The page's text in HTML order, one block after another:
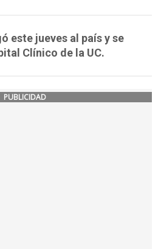
este jueves al país y se
Clínico de la UC.
PUBLICIDAD